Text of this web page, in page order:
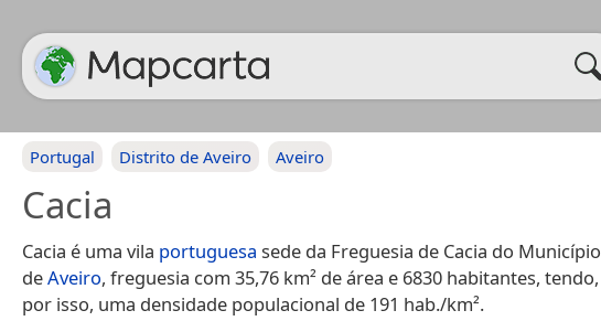
Portugal Distrito de Aveiro Aveiro
Cacia
Cacia é uma vila portuguesa sede da Freguesia de Cacia do Município
deAveiro, freguesia com 35,76 km² de área e 6830 habitantes, tendo,
por isso, uma densidade populacional de 191 hab./km².